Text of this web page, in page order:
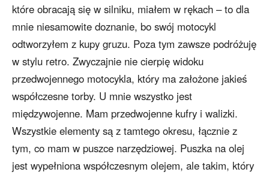
które obracają się w silniku, miałem w rękach – to dla
mnie niesamowite doznanie, bo swój motocykl
odtworzyłem z kupy gruzu. Poza tym zawsze podróżuję
w stylu retro. Zwyczajnie nie cierpię widoku
przedwojennego motocykla, który ma założone jakieś
współczesne torby. U mnie wszystko jest
międzywojenne. Mam przedwojenne kufry i walizki.
Wszystkie elementy są z tamtego okresu, łącznie z
tym, co mam w puszce narzędziowej. Puszka na olej
jest wypełniona współczesnym olejem, ale takim, który